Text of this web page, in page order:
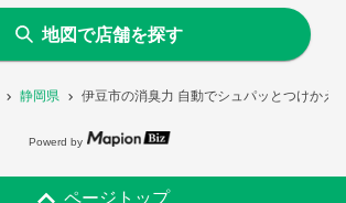
静岡県 伊豆市の消臭力 自動でシュパッとつけかえ
地図で店舗を探す
Powerd by
ページトップ